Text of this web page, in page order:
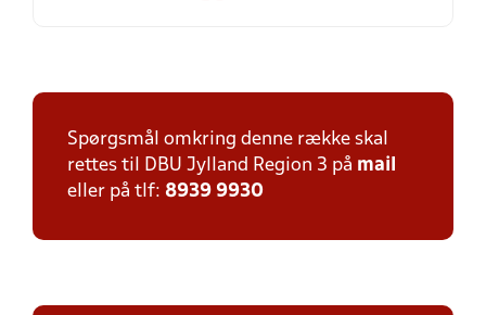
Spørgsmål omkring denne række skal
rettes til DBU Jylland Region 3 på mail
eller på tlf: 8939 9930